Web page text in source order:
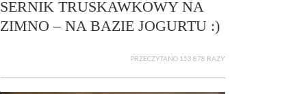
SERNIK TRUSKAWKOWY NA
ZIMNO – NA BAZIE JOGURTU :)
PRZECZYTANO 153 878 RAZY